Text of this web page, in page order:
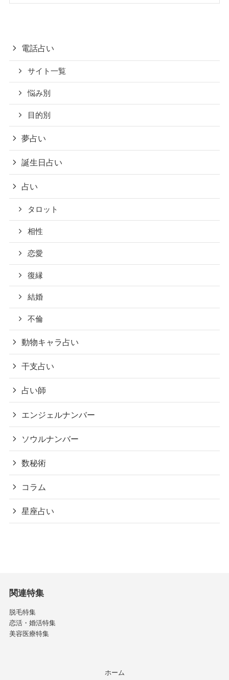
電話占い
サイト一覧
悩み別
目的別
夢占い
誕生日占い
占い
タロット
相性
恋愛
復縁
結婚
不倫
動物キャラ占い
干支占い
占い師
エンジェルナンバー
ソウルナンバー
数秘術
コラム
星座占い
関連特集
脱毛特集
恋活・婚活特集
美容医療特集
ホーム